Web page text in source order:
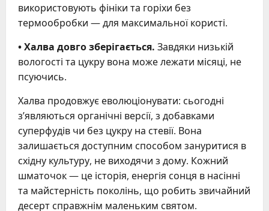
використовують фініки та горіхи без
термообробки — для максимальної користі.
• Халва довго зберігається. Завдяки низькій
вологості та цукру вона може лежати місяці, не
псуючись.
Халва продовжує еволюціонувати: сьогодні
з’являються органічні версії, з добавками
суперфудів чи без цукру на стевії. Вона
залишається доступним способом зануритися в
східну культуру, не виходячи з дому. Кожний
шматочок — це історія, енергія сонця в насінні
та майстерність поколінь, що робить звичайний
десерт справжнім маленьким святом.